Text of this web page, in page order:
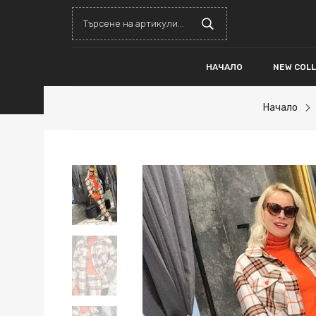
НАЧАЛО NEW
Начало